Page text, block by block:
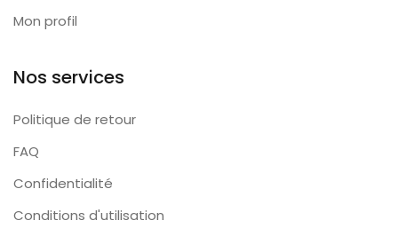
Mon profil
Nos services
Politique de retour
FAQ
Confidentialité
Conditions d'utilisation